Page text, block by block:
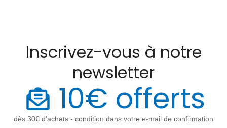
Inscrivez-vous à notre
newsletter
10€ offerts
dès 30€ d’achats - condition dans votre e-mail de confirmation